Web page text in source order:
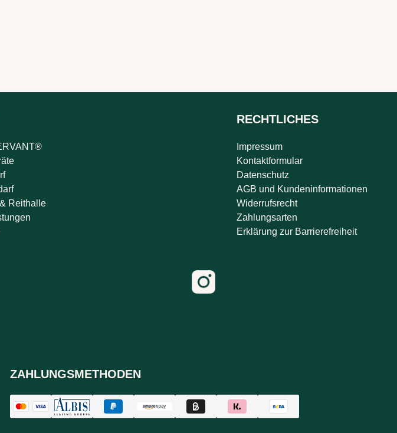
Reithalle
RECHTLICHES
Impressum
Kontaktformular
Datenschutz
AGB und Kundeninformationen
Widerrufsrecht
Zahlungsarten
Erklärung zur Barrierefreiheit
ZAHLUNGSMETHODEN